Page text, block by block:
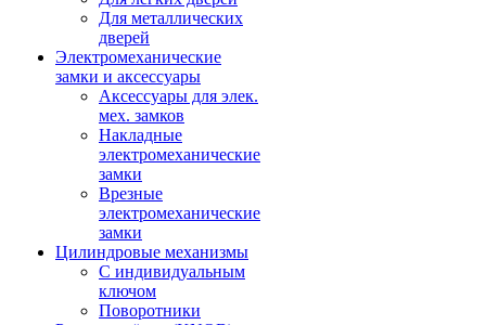
Для металлических
дверей
Электромеханические
замки и аксессуары
Аксессуары для элек.
мех. замков
Накладные
электромеханические
замки
Врезные
электромеханические
замки
Цилиндровые механизмы
С индивидуальным
ключом
Поворотники